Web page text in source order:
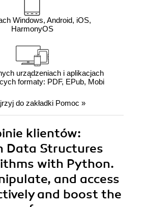
Windows, Android, iOS,
HarmonyOS
urządzeniach i aplikacjach
formaty: PDF, EPub, Mobi
do zakładki Pomoc »
klientów:
Data Structures
with Python.
and access
and boost the